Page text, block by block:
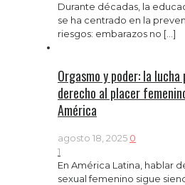
Durante décadas, la
se ha centrado en la
riesgos: embarazos no […]
Orgasmo y poder: la lucha
derecho al placer
América
agosto 18, 2025 0
1
En América Latina, hablar
sexual femenino sigue